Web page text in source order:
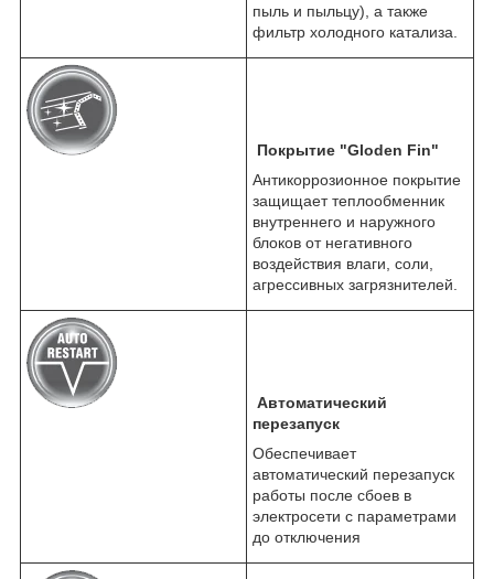
пыль и пыльцу), а также
фильтр холодного катализа.
Покрытие "Gloden Fin"
Антикоррозионное покрытие
защищает теплообменник
внутреннего и наружного
блоков от негативного
воздействия влаги, соли,
агрессивных загрязнителей.
Автоматический
перезапуск
Обеспечивает
автоматический перезапуск
работы после сбоев в
электросети с параметрами
до отключения